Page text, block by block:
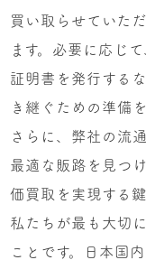
買い取らせていた
ます。必要に応じ
証明書を発行する
き継ぐための準備
さらに、弊社の流
最適な販路を見つ
価買取を実現する鍵
私たちが最も大切
ことです。日本国